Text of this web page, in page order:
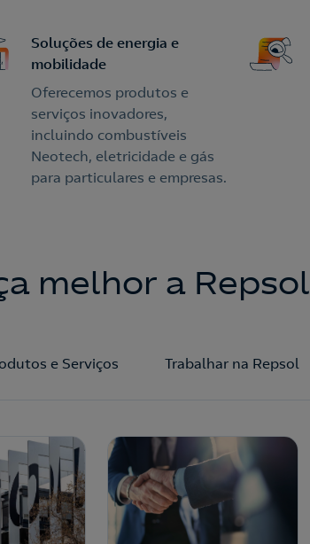
Soluções de energia e
mobilidade
Oferecemos produtos e
serviços inovadores,
incluindo combustíveis
Neotech, eletricidade e gás
para particulares e empresas.
melhor a Repsol
e Serviços Trabalhar na Repsol